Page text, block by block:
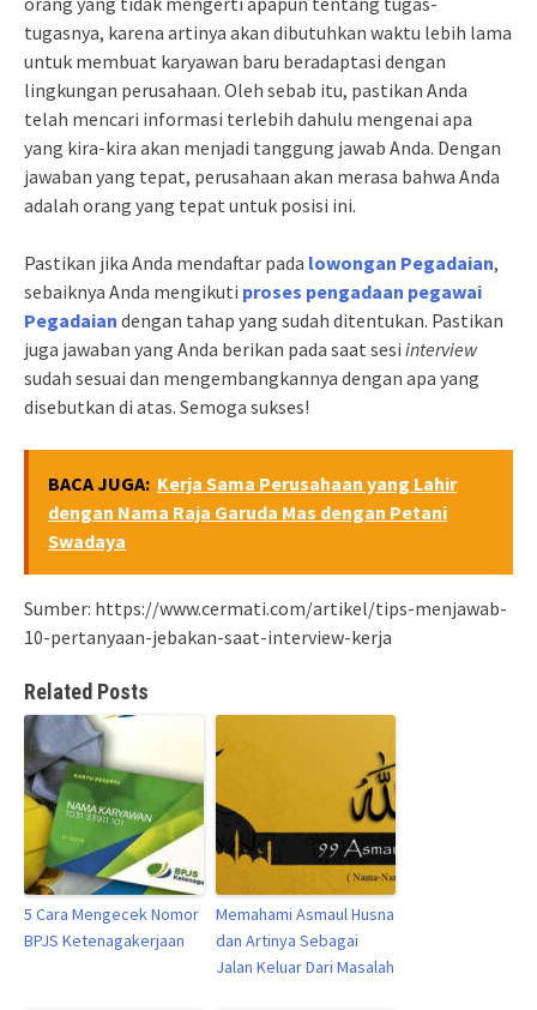
tugasnya, karena artinya akan dibutuhkan waktu lebih lama
untuk membuat karyawan baru beradaptasi dengan
lingkungan perusahaan. Oleh sebab itu, pastikan Anda
telah mencari informasi terlebih dahulu mengenai apa
yang kira-kira akan menjadi tanggung jawab Anda. Dengan
jawaban yang tepat, perusahaan akan merasa bahwa Anda
adalah orang yang tepat untuk posisi ini.
Pastikan jika Anda mendaftar pada lowongan Pegadaian,
sebaiknya Anda mengikuti proses pengadaan pegawai
Pegadaian dengan tahap yang sudah ditentukan. Pastikan
juga jawaban yang Anda berikan pada saat sesi interview
sudah sesuai dan mengembangkannya dengan apa yang
disebutkan di atas. Semoga sukses!
BACA JUGA: Kerja Sama Perusahaan yang Lahir
dengan Nama Raja Garuda Mas dengan Petani
Swadaya
Sumber: https://www.cermati.com/artikel/tips-menjawab-
10-pertanyaan-jebakan-saat-interview-kerja
Related Posts
5 Cara Mengecek Nomor
BPJS Ketenagakerjaan
Memahami Asmaul Husna
dan Artinya Sebagai
Jalan Keluar Dari Masalah